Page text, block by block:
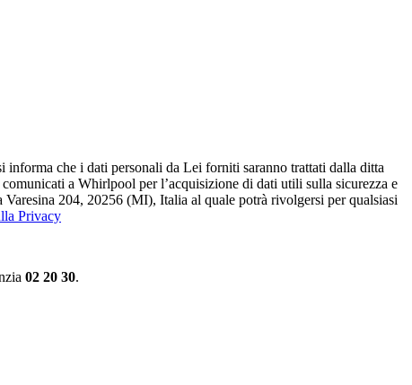
che i dati personali da Lei forniti saranno​ trattati dalla ditta
a Whirlpool per l’acquisizione di dati utili sulla sicurezza e
204, 20256 (MI), Italia al quale potrà rivolgersi per qualsiasi
Privacy
02 20 30.